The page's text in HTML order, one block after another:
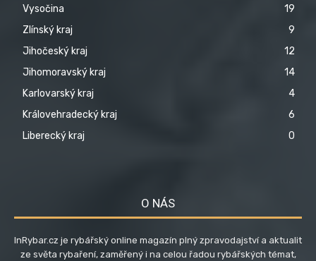
Vysočina
19
Zlínský kraj
9
Jihočeský kraj
12
Jihomoravský kraj
14
Karlovarský kraj
4
Královehradecký kraj
6
Liberecký kraj
0
O NÁS
InRybar.cz je rybářský online magazín plný zpravodajství a aktualit
ze světa rybaření, zaměřený i na celou řadou rybářských témat,